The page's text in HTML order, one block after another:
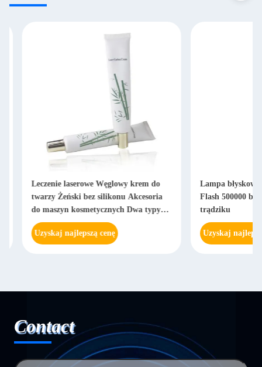
Leczenie laserowe Węglowy krem ​​​​do
twarzy Żeński bez silikonu Akcesoria
do maszyn kosmetycznych Dwa typy
Opcjonalnie
Uzyskaj najlepszą cenę
Lampa błyskowa
Flash 500000
trądziku
Uzyskaj najlepszą
Contact